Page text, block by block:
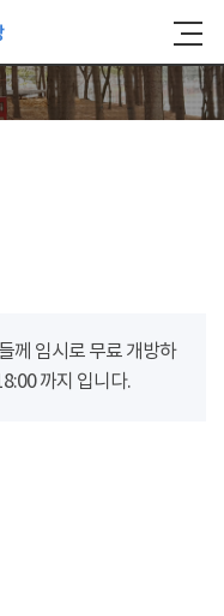
께 임시로 무료 개방하
까지 입니다.